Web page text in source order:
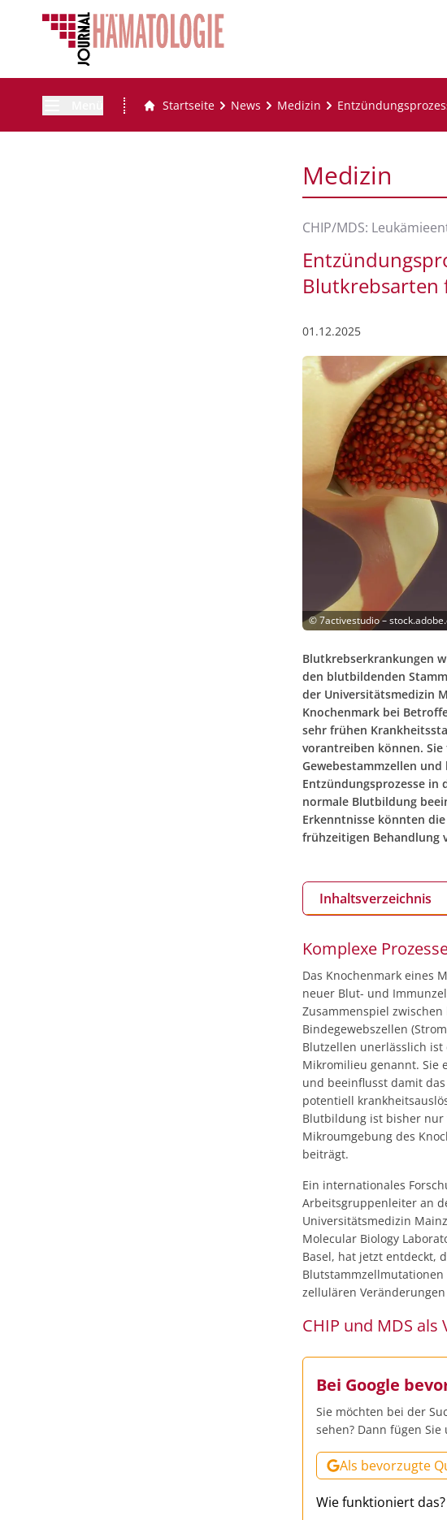
Startseite News Medizin
Medizin
CHIP/MDS:
Blutkrebsarten
01.12.2025
©7activestudio –
Blutkrebserkrankungen
den blutbildenden
der Universitätsmedizin
Knochenmark bei
sehr frühen
vorantreiben können.
Gewebestammzellen
Entzündungsprozesse in
normale Blutbildung
Erkenntnisse könnten
frühzeitigen Behandlung
Inhaltsverzeichnis
Komplexe
Das Knochenmark eines
neuer Blut- und
Zusammenspiel
Bindegewebszellen
Blutzellen unerlässlich ist
Mikromilieu genannt. Sie
und beeinflusst damit
potentiell
Blutbildung ist bisher nur
Mikroumgebung des
beiträgt.
Ein internationales
Arbeitsgruppenleiter an
Universitätsmedizin
Molecular Biology
Basel, hat jetzt entdeckt,
zellulären
CHIP und MDS
Bei Google
Sie möchten bei der
sehen? Dann fügen
Als bevorzugte
Wie funktioniert